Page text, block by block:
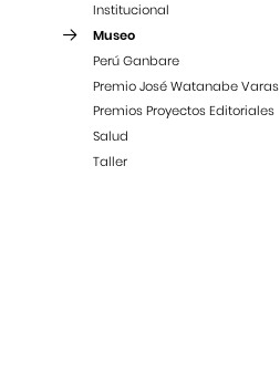
Institucional
Museo
Perú Ganbare
Premio José Watanabe Varas
Premios Proyectos Editoriales
Salud
Taller